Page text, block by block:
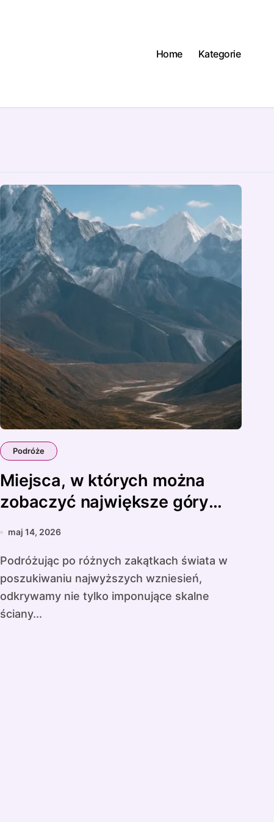
Home Kategorie
Podróże
Miejsca, w których można
zobaczyć największe góry
świata
maj 14, 2026
Podróżując po różnych zakątkach świata w
poszukiwaniu najwyższych wzniesień,
odkrywamy nie tylko imponujące skalne
ściany...